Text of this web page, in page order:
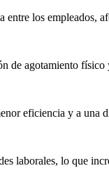
los empleados,
de agotamiento
eficiencia y a una
laborales, lo que